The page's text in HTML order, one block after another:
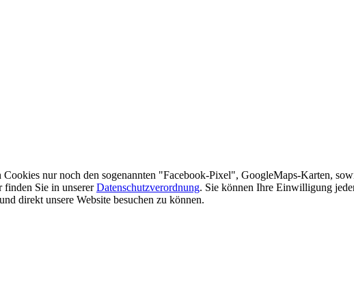
nur noch den sogenannten "Facebook-Pixel", GoogleMaps-Karten,
finden Sie in unsererDatenschutzverordnung. Sie können Ihre Einwilligung
direkt unsere Website besuchen zu können.